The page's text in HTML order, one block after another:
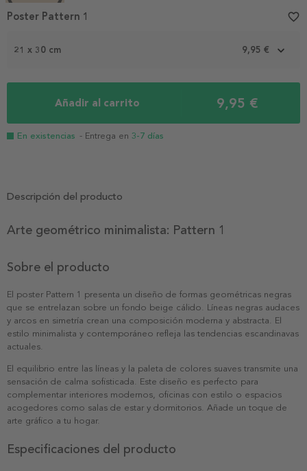
1
21 x 30 cm 9,95 €
Añadir al carrito 9,95 €
En existencias - Entrega en 3-7 días
Poster Pattern 1 favorite_border
Descripción del producto
Arte geométrico minimalista: Pattern 1
Sobre el producto
El poster Pattern 1 presenta un diseño de formas geométricas negras
que se entrelazan sobre un fondo beige cálido. Líneas negras audaces
y arcos en simetría crean una composición moderna y abstracta. El
estilo minimalista y contemporáneo refleja las tendencias escandinavas
actuales.
El equilibrio entre las líneas y la paleta de colores suaves transmite una
sensación de calma sofisticada. Este diseño es perfecto para
complementar interiores modernos, oficinas con estilo o espacios
acogedores como salas de estar y dormitorios. Añade un toque de
arte gráfico a tu hogar.
Especificaciones del producto